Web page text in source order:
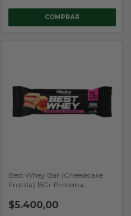
Best Whey Bar (Cheesecake
Frutilla) 15Gr Proteina
$5.400,00